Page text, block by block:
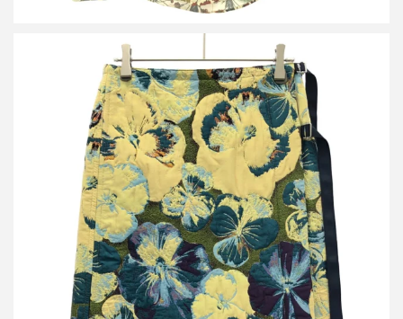
キャバン 23AW フラワージャカード リバーシブルラップスカート
39-05-34-05002
買取金額12,000円
詳しく見る